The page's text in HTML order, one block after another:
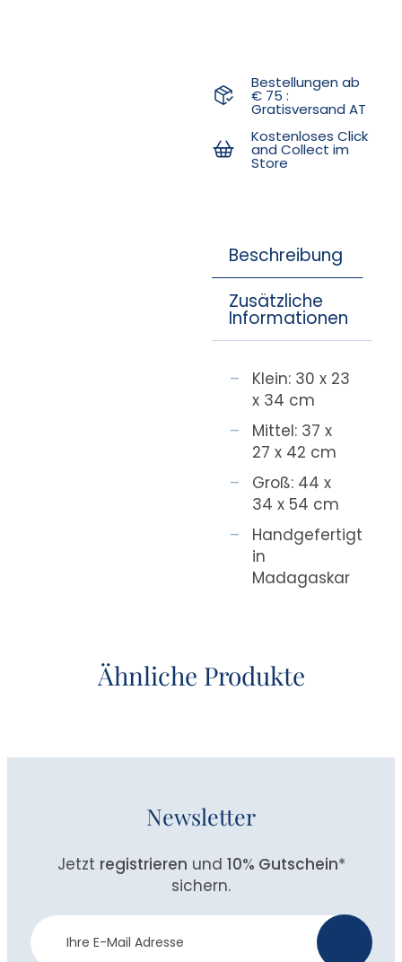
Bestellungen ab
€ 75 :
Gratisversand AT
Kostenloses Click
and Collect im
Store
Beschreibung
Zusätzliche
Informationen
Klein: 30 x 23
x 34 cm
Mittel: 37 x
27 x 42 cm
Groß: 44 x
34 x 54 cm
Handgefertigt
in
Madagaskar
Ähnliche Produkte
Newsletter
Jetzt registrieren und 10% Gutschein*
sichern.
Newsletter
Anmeldung